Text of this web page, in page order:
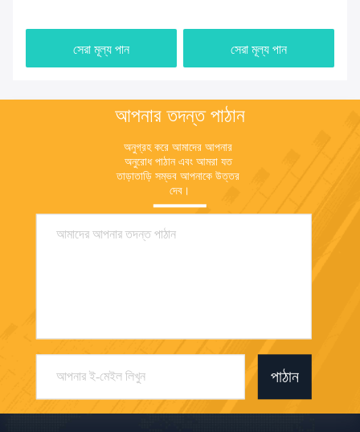
সেরা মূল্য পান
ব্যাটারি সহ
সেরা মূল্য পান
আপনার তদন্ত পাঠান
অনুগ্রহ করে আমাদের আপনার
অনুরোধ পাঠান এবং আমরা যত
তাড়াতাড়ি সম্ভব আপনাকে উত্তর
দেব।
পাঠান